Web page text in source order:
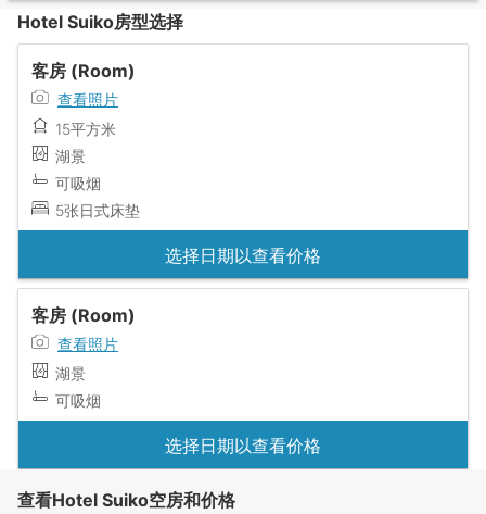
Hotel Suiko房型选择
客房 (Room)
查看照片
15平方米
湖景
可吸烟
5张日式床垫
选择日期以查看价格
客房 (Room)
查看照片
湖景
可吸烟
选择日期以查看价格
查看Hotel Suiko空房和价格